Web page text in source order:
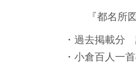
『都名所図
・過去掲載分
・小倉百人一